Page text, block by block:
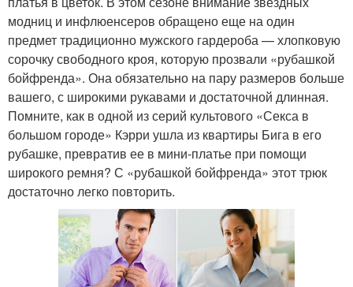
модниц и инфлюенсеров обращено еще на один
предмет традиционно мужского гардероба — хлопковую
сорочку свободного кроя, которую прозвали «рубашкой
бойфренда». Она обязательно на пару размеров больше
вашего, с широкими рукавами и достаточной длинная.
Помните, как в одной из серий культового «Секса в
большом городе» Кэрри ушла из квартиры Бига в его
рубашке, превратив ее в мини-платье при помощи
широкого ремня? С «рубашкой бойфренда» этот трюк
достаточно легко повторить.